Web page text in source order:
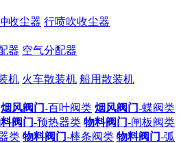
收尘器 行喷吹收尘器
器 空气分配器
机 火车散装机 船用散装机
烟风阀门-百叶阀类 烟风阀门-蝶阀类
阀门-预热器类 物料阀门-闸板阀类
类 物料阀门-棒条阀类 物料阀门-弧